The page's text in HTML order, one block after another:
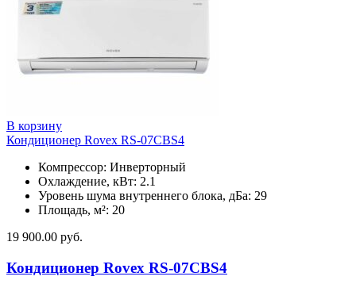
В корзину
Кондиционер Rovex RS-07CBS4
Компрессор: Инверторный
Охлаждение, кВт: 2.1
Уровень шума внутреннего блока, дБа: 29
Площадь, м²: 20
19 900.00 руб.
Кондиционер Rovex RS-07CBS4